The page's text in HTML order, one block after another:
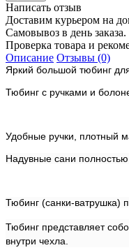
Написать отзыв
Доставим курьером на
Самовывоз в день
Проверка товара и
Описание Отзывы (0)
Яркий большой тюбинг
Тюбинг с ручками и
Удобные ручки, плотный
Надувные сани полностью
Тюбинг (санки-ватрушка)
Тюбинг представляет
внутри чехла.